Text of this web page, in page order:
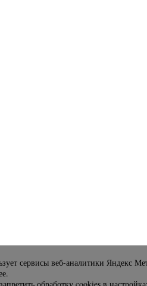
сервисы веб-аналитики Яндекс